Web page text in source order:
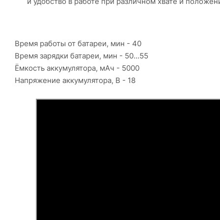
Время работы от батареи, мин - 40
Время зарядки батареи, мин - 50...55
Ёмкость аккумулятора, мАч - 5000
Напряжение аккумулятора, В - 18